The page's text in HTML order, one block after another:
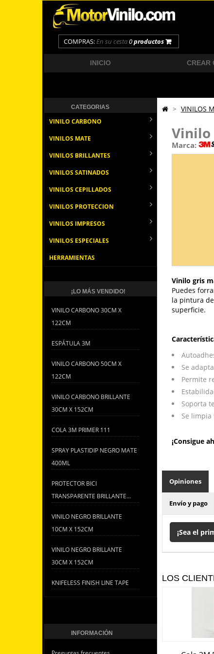
COMPRAS:En su cesta0productos
INICIO CREAR
CATEGORIAS
VINILO CARBONO
VINILOS MATE
VINILOS BRILLANTES
VINILOS SATINADOS
VINILOS CEPILLADOS
VINILOS PROTECCION
VINILOS IMPRESOS
VINILOS ESPECIALES
HERRAMIENTAS
¡LO MÁS VENDIDO!
VINILO CARBONO 30CM X
122CM
ESPÁTULA 3M
VINILO CARBONO 50CM X
122CM
VINILO CARBONO BRILLANTE
30CM X 152CM
COLA 3M PRIMER 111
SPRAY PLASTIDIP NEGRO MATE
400ML
PROTECTOR BICI
TRANSPARENTE BRILLANTE...
VINILO NEGRO BRILLANTE
10CM X 152CM
VINILO NEGRO BRILLANTE
30CM X 152CM
KNIFELESS FINISH LINE TAPE
INFORMACIÓN
> VINILOS
Vinilo
Marca:
Vinilo gris
Puedes
la pintura
superficie.
Se
Permite
Soporta
Se
¡Consigue
Opiniones
Envío y pago
¡Sea el
LOS